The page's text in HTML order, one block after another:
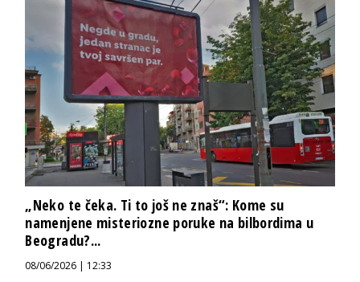
„Neko te čeka. Ti to još ne znaš“: Kome su
namenjene misteriozne poruke na bilbordima u
Beogradu?...
08/06/2026 | 12:33